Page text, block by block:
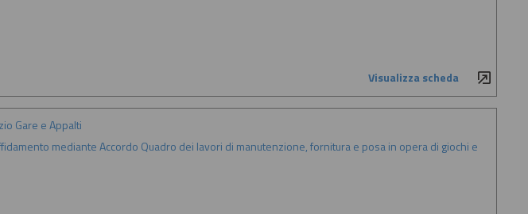
Visualizza scheda
Gare e Appalti
mediante Accordo Quadro dei lavori di manutenzione, fornitura e posa in opera di giochi e